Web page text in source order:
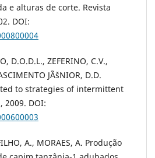
e alturas de corte. Revista
DOI:
D.O.D.L., ZEFERINO, C.V.,
JÃšNIOR, D.D.
to strategies of intermittent
2009. DOI:
A., MORAES, A. Produção